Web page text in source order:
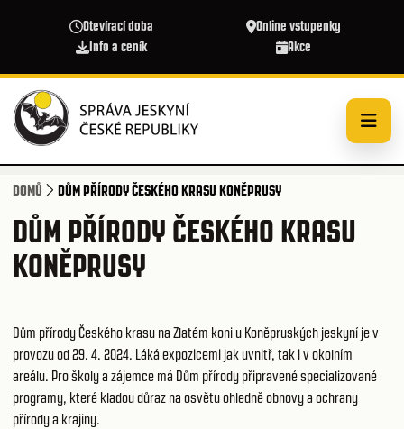
Otevírací doba
Online vstupenky
Info a ceník
Akce
DOMŮ DŮM PŘÍRODY ČESKÉHO KRASU KONĚPRUSY
DŮM PŘÍRODY ČESKÉHO KRASU
KONĚPRUSY
Dům přírody Českého krasu na Zlatém koni u Koněpruských jeskyní je v
provozu od 29. 4. 2024. Láká expozicemi jak uvnitř, tak i v okolním
areálu. Pro školy a zájemce má Dům přírody připravené specializované
programy, které kladou důraz na osvětu ohledně obnovy a ochrany
přírody a krajiny.